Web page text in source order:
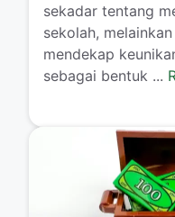
sekadar tentang
sekolah,
mendekap
sebagai bentuk ...